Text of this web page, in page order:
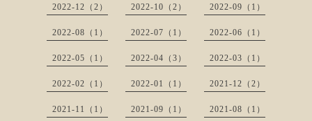
2022-12（2） 2022-10（2） 2022-09（1）
2022-08（1） 2022-07（1） 2022-06（1）
2022-05（1） 2022-04（3） 2022-03（1）
2022-02（1） 2022-01（1） 2021-12（2）
2021-11（1） 2021-09（1） 2021-08（1）